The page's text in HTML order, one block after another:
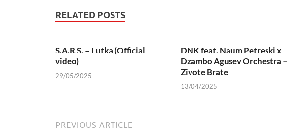
RELATED POSTS
S.A.R.S. – Lutka (Official
video)
29/05/2025
DNK feat. Naum Petreski х
Dzambo Agusev Orchestra –
Zivote Brate
13/04/2025
PREVIOUS ARTICLE